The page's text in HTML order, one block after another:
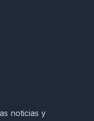
noticias y